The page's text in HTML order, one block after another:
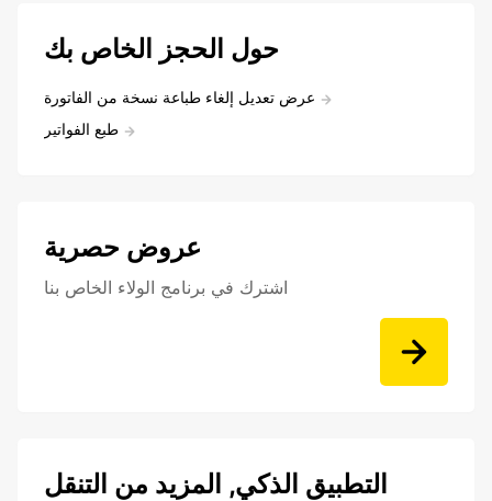
حول الحجز الخاص بك
عرض تعديل إلغاء طباعة نسخة من الفاتورة
طبع الفواتير
عروض حصرية
اشترك في برنامج الولاء الخاص بنا
التطبيق الذكي, المزيد من التنقل